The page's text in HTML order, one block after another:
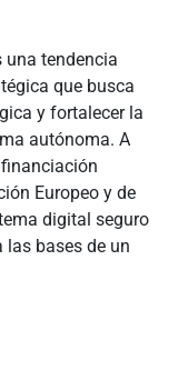
una tendencia
que busca
y fortalecer la
autónoma. A
Europeo y de
digital seguro
las bases de un